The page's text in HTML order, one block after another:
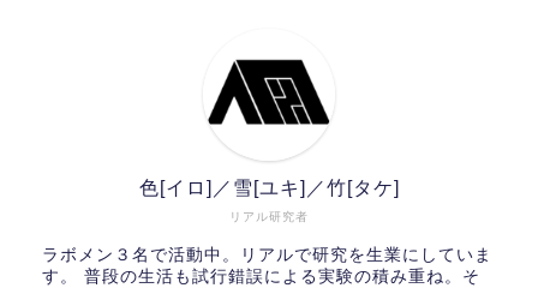
リアル研究者
色[イロ]／雪[ユキ]／竹[タケ]
ラボメン３名で活動中。リアルで研究を生業にしていま
す。 普段の生活も試行錯誤による実験の積み重ね。そ